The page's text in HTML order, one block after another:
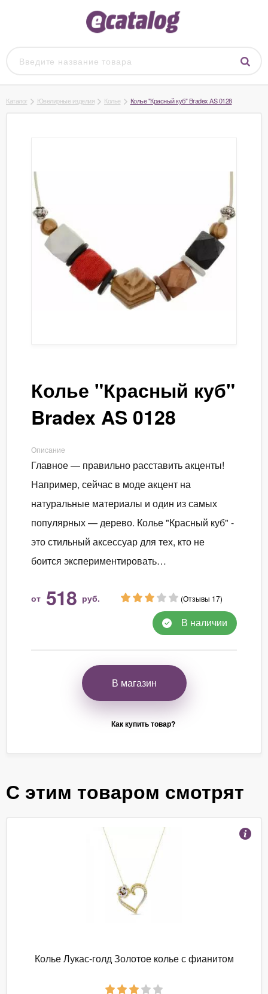
Каталог Ювелирные изделия Колье Колье "Красный куб" Bradex AS 0128
Колье "Красный куб"
Bradex AS 0128
Описание
Главное — правильно расставить акценты!
Например, сейчас в моде акцент на
натуральные материалы и один из самых
популярных — дерево. Колье "Красный куб" -
это стильный аксессуар для тех, кто не
боится экспериментировать…
от 518 руб. (Отзывы 17)
В наличии
В магазин
Как купить товар?
С этим товаром смотрят
Колье Лукас-голд Золотое колье с фианитом